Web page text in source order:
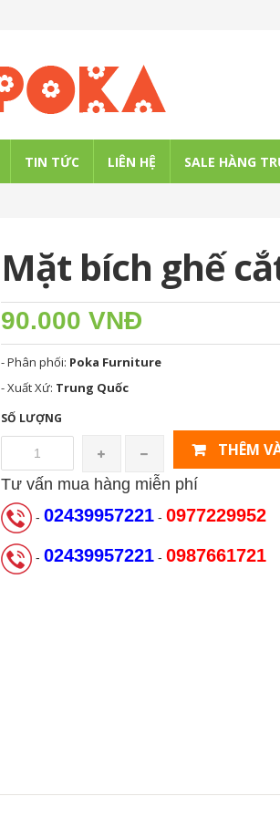
TIN TỨC LIÊN HỆ SALE HÀNG
Mặt bích ghế
90.000 VNĐ
- Phân phối: Poka Furniture
- Xuất Xứ: Trung Quốc
SỐ LƯỢNG
THÊM
Tư vấn mua hàng miễn phí
- 02439957221- 0977229952
- 02439957221- 0987661721